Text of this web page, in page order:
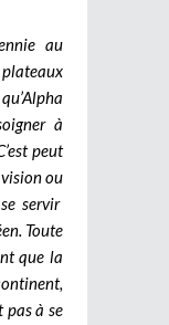
au
à
peut
ou
servir
Toute
que la
pas à se